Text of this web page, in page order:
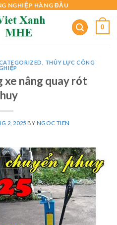
NGHIỆP HÀNG ĐẦU
0
THỦY LỰC CÔNG
xe nâng quay rót
2, 2025 BY NGOC TIEN